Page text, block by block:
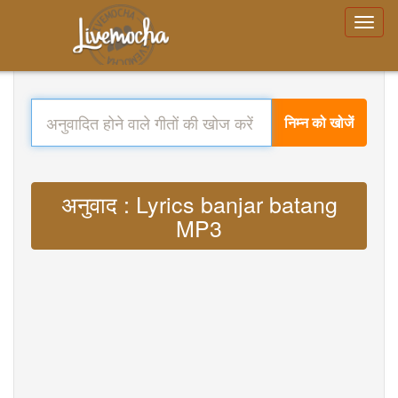
निम्न को खोजें
अनुवाद : Lyrics banjar batang
MP3